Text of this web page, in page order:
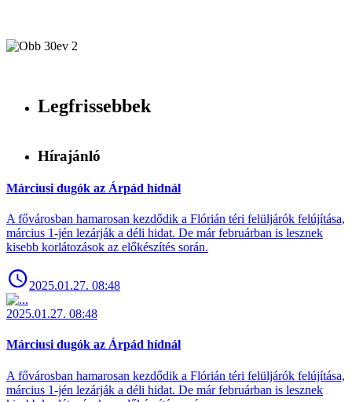
Legfrissebbek
Hírajánló
Márciusi dugók az Árpád hídnál
A fővárosban hamarosan kezdődik a Flórián téri felüljárók felújítása,
március 1-jén lezárják a déli hidat. De már februárban is lesznek
kisebb korlátozások az előkészítés során.
2025.01.27. 08:48
2025.01.27. 08:48
Márciusi dugók az Árpád hídnál
A fővárosban hamarosan kezdődik a Flórián téri felüljárók felújítása,
március 1-jén lezárják a déli hidat. De már februárban is lesznek